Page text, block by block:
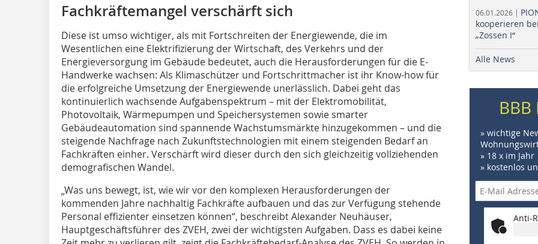
Fachkräftemangel verschärft sich
Diese ist umso wichtiger, als mit Fortschreiten der Energiewende, die im
Wesentlichen eine Elektrifizierung der Wirtschaft, des Verkehrs und der
Energieversorgung im Gebäude bedeutet, auch die Herausforderungen für die E-
Handwerke wachsen: Als Klimaschützer und Fortschrittmacher ist ihr Know-how für
die erfolgreiche Umsetzung der Energiewende unerlässlich. Dabei geht das
kontinuierlich wachsende Aufgabenspektrum – mit der Elektromobilität,
Photovoltaik, Wärmepumpen und Speichersystemen sowie smarter
Gebäudeautomation sind spannende Wachstumsmärkte hinzugekommen – und die
steigende Nachfrage nach Zukunftstechnologien mit einem steigenden Bedarf an
Fachkräften einher. Verschärft wird dieser durch den sich gleichzeitig vollziehenden
demografischen Wandel.
„Was uns bewegt, ist, wie wir vor den komplexen Herausforderungen der
kommenden Jahre nachhaltig Fachkräfte aufbauen und das zur Verfügung stehende
Personal effizienter einsetzen können“, beschreibt Alexander Neuhäuser,
Hauptgeschäftsführer des ZVEH, zwei der wichtigsten Aufgaben. Dass es dabei keine
06.01.2026 |
kooperieren
„Zossen I“
Alle News
» wichtige
» 18 x im Jahr
» kostenlos
Anti-